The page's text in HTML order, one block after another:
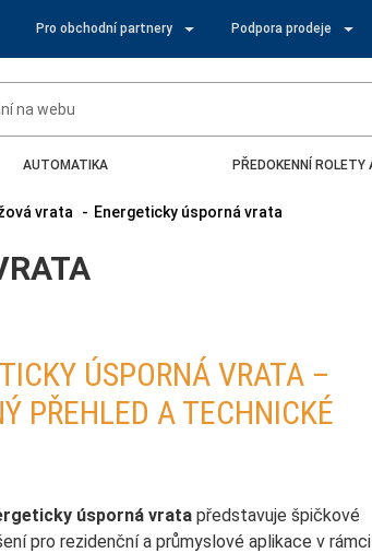
Pro obchodní partnery Podpora prodeje
AUTOMATIKA PŘEDOKENNÍ
vrata Energeticky úsporná vrata
ÚSPORNÁ VRATA –
PŘEHLED A TECHNICKÉ
úsporná vratapředstavuje špičkové
pro rezidenční a průmyslové aplikace v rámci